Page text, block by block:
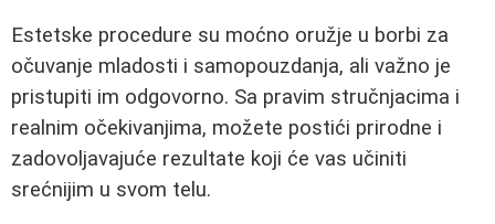
Estetske procedure su moćno oružje u borbi za
očuvanje mladosti i samopouzdanja, ali važno je
pristupiti im odgovorno. Sa pravim stručnjacima i
realnim očekivanjima, možete postići prirodne i
zadovoljavajuće rezultate koji će vas učiniti
srećnijim u svom telu.